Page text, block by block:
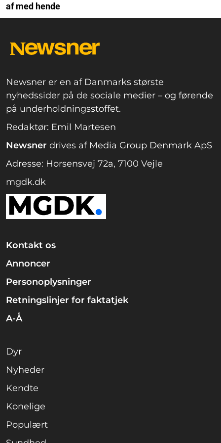
af med hende
Newsner er en af Danmarks største
nyhedssider på de sociale medier – og førende
på underholdningsstoffet.
Redaktør: Emil Martesen
Newsner drives af Media Group Denmark ApS
Adresse: Horsensvej 72a, 7100 Vejle
mgdk.dk
Kontakt os
Annoncer
Personoplysninger
Retningslinjer for faktatjek
A-Å
Dyr
Nyheder
Kendte
Konelige
Populært